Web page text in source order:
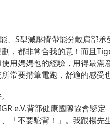
、S型減壓揹帶能分散肩
，都非常合我的意！而且
用媽媽包的經驗，用得最
常要揹筆電跑，舒適的感
e.V.背部健康國際協會鑒
「不要駝背！」。我跟楊